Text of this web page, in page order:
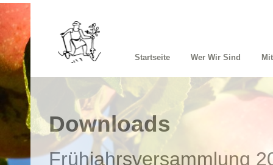
Startseite Wer Wir Sind
Downloads
Frühjahrsversammlung